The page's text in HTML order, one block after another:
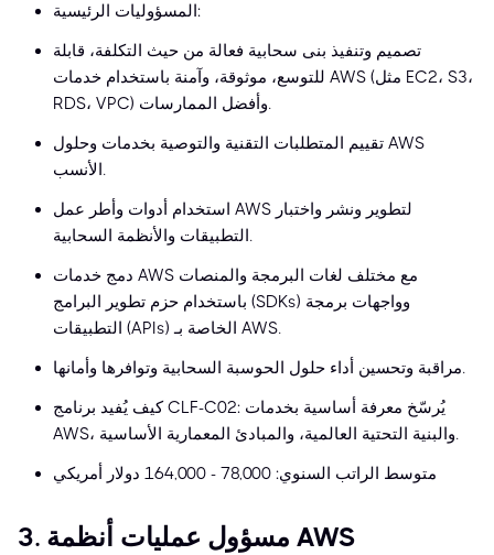
المسؤوليات الرئيسية:
تصميم وتنفيذ بنى سحابية فعالة من حيث التكلفة، قابلة
للتوسع، موثوقة، وآمنة باستخدام خدمات AWS (مثل EC2، S3،
RDS، VPC) وأفضل الممارسات.
تقييم المتطلبات التقنية والتوصية بخدمات وحلول AWS
الأنسب.
استخدام أدوات وأطر عمل AWS لتطوير ونشر واختبار
التطبيقات والأنظمة السحابية.
دمج خدمات AWS مع مختلف لغات البرمجة والمنصات
باستخدام حزم تطوير البرامج (SDKs) وواجهات برمجة
التطبيقات (APIs) الخاصة بـ AWS.
مراقبة وتحسين أداء حلول الحوسبة السحابية وتوافرها وأمانها.
كيف يُفيد برنامج CLF-C02: يُرسّخ معرفة أساسية بخدمات
AWS، والبنية التحتية العالمية، والمبادئ المعمارية الأساسية.
متوسط الراتب السنوي: 78,000 - 164,000 دولار أمريكي
3. مسؤول عمليات أنظمة AWS